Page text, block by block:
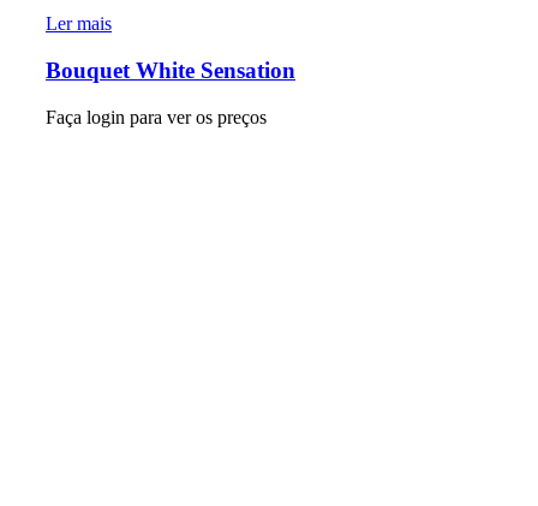
Ler mais
Bouquet White Sensation
Faça login para ver os preços